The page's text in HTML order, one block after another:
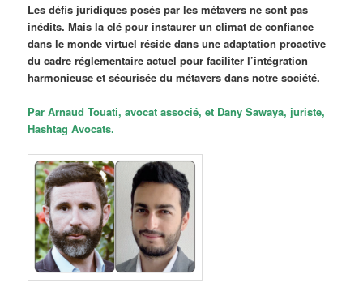
Les défis juridiques posés par les métavers ne sont pas
inédits. Mais la clé pour instaurer un climat de confiance
dans le monde virtuel réside dans une adaptation proactive
du cadre réglementaire actuel pour faciliter l’intégration
harmonieuse et sécurisée du métavers dans notre société.
Par Arnaud Touati, avocat associé, et Dany Sawaya, juriste,
Hashtag Avocats.